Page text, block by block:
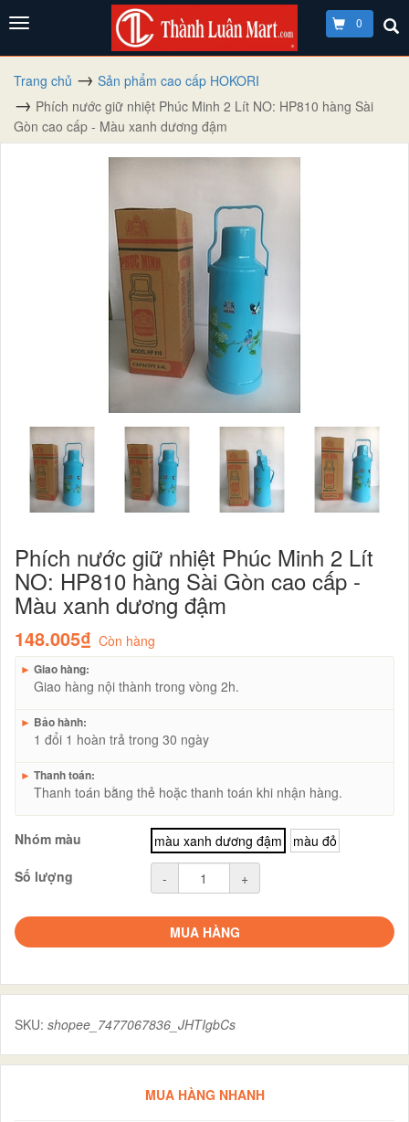
0
Trang chủ
Sản phẩm cao cấp HOKORI
Phích nước giữ nhiệt Phúc Minh 2 Lít NO: HP810 hàng Sài
Gòn cao cấp - Màu xanh dương đậm
Phích nước giữ nhiệt Phúc Minh 2 Lít
NO: HP810 hàng Sài Gòn cao cấp -
Màu xanh dương đậm
148.005₫ Còn hàng
► Giao hàng:
Giao hàng nội thành trong vòng 2h.
► Bảo hành:
1 đổi 1 hoàn trả trong 30 ngày
► Thanh toán:
Thanh toán bằng thẻ hoặc thanh toán khi nhận hàng.
Nhóm màu màu xanh dương đậm
màu đỏ
Số lượng
- +
MUA HÀNG
SKU: shopee_7477067836_JHTIgbCs
MUA HÀNG NHANH